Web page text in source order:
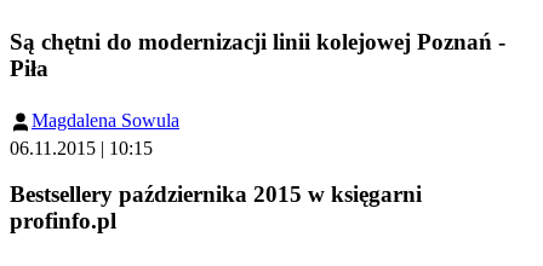
Są chętni do modernizacji linii kolejowej Poznań -
Piła
Magdalena Sowula
06.11.2015 | 10:15
Bestsellery października 2015 w księgarni
profinfo.pl